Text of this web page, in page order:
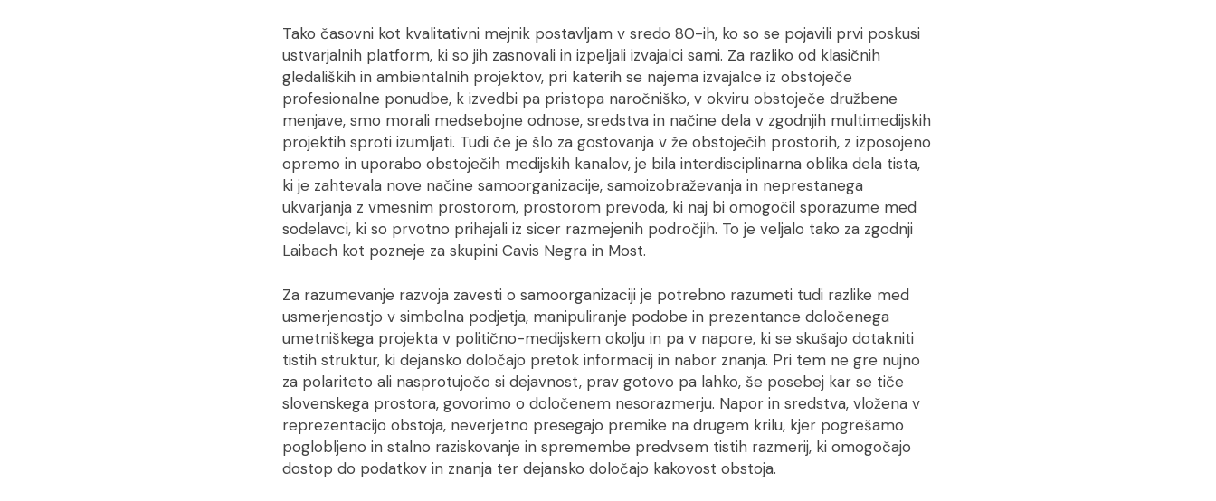
Tako časovni kot kvalitativni mejnik postavljam v sredo 80-ih, ko so se pojavili prvi poskusi
ustvarjalnih platform, ki so jih zasnovali in izpeljali izvajalci sami. Za razliko od klasičnih
gledaliških in ambientalnih projektov, pri katerih se najema izvajalce iz obstoječe
profesionalne ponudbe, k izvedbi pa pristopa naročniško, v okviru obstoječe družbene
menjave, smo morali medsebojne odnose, sredstva in načine dela v zgodnjih multimedijskih
projektih sproti izumljati. Tudi če je šlo za gostovanja v že obstoječih prostorih, z izposojeno
opremo in uporabo obstoječih medijskih kanalov, je bila interdisciplinarna oblika dela tista,
ki je zahtevala nove načine samoorganizacije, samoizobraževanja in neprestanega
ukvarjanja z vmesnim prostorom, prostorom prevoda, ki naj bi omogočil sporazume med
sodelavci, ki so prvotno prihajali iz sicer razmejenih področjih. To je veljalo tako za zgodnji
Laibach kot pozneje za skupini Cavis Negra in Most.
Za razumevanje razvoja zavesti o samoorganizaciji je potrebno razumeti tudi razlike med
usmerjenostjo v simbolna podjetja, manipuliranje podobe in prezentance določenega
umetniškega projekta v politično-medijskem okolju in pa v napore, ki se skušajo dotakniti
tistih struktur, ki dejansko določajo pretok informacij in nabor znanja. Pri tem ne gre nujno
za polariteto ali nasprotujočo si dejavnost, prav gotovo pa lahko, še posebej kar se tiče
slovenskega prostora, govorimo o določenem nesorazmerju. Napor in sredstva, vložena v
reprezentacijo obstoja, neverjetno presegajo premike na drugem krilu, kjer pogrešamo
poglobljeno in stalno raziskovanje in spremembe predvsem tistih razmerij, ki omogočajo
dostop do podatkov in znanja ter dejansko določajo kakovost obstoja.